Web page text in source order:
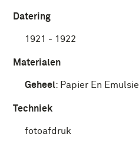
Datering
1921 - 1922
Materialen
Geheel: Papier En Emulsie
Techniek
fotoafdruk